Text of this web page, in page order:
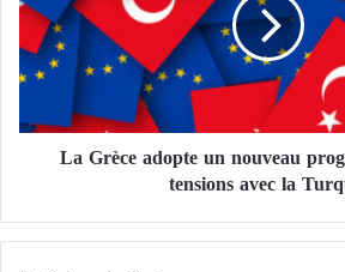
e
n
M
m
c
e
d
e
La Grèce adopte un nouveau
tensions avec la